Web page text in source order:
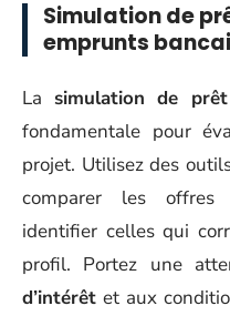
Simulation de
emprunts
La simulation de
fondamentale pour
projet. Utilisez des
comparer les offres
identifier celles qui
profil. Portez une
d’intérêt et aux